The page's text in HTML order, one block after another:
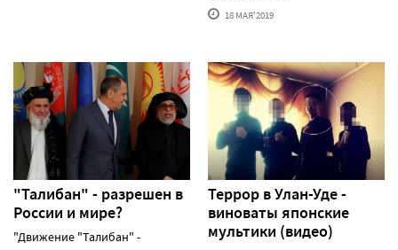
18 МАЯ'2019
"Талибан" - разрешен в
России и мире?
"Движение "Талибан" -
Террор в Улан-Уде -
виноваты японские
мультики (видео)